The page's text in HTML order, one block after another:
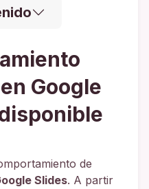
Google
de
Slides. A partir